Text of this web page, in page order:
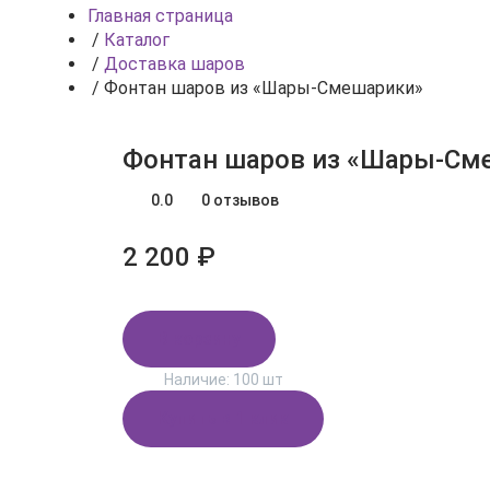
Главная страница
/ Каталог
/ Доставка шаров
/ Фонтан шаров из «Шары‑Смешарики»
Фонтан шаров из
0.0 0 отзывов
2 200 ₽
Наличие: 100 шт